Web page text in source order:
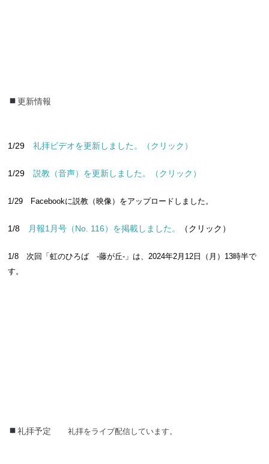
更新情報
1/29礼拝ビデオを更新しました。（クリック）
1/29説教（音声）を更新しました。（クリック）
1/29 Facebookに説教（映像）をアップロードしました。
1/8 月報1月号（No. 116）を掲載しました。 （クリック）
1/8 次回「虹のひろば -藤が丘-」は、2024年2月12日（月）13時半で
す。
礼拝予定礼拝をライブ配信しています。